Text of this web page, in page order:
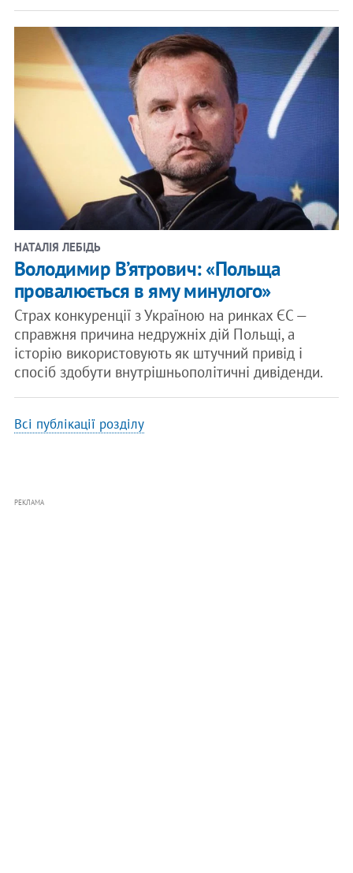
НАТАЛІЯ ЛЕБІДЬ
Володимир В’ятрович: «Польща
провалюється в яму минулого»
Страх конкуренції з Україною на ринках ЄС —
справжня причина недружніх дій Польщі, а
історію використовують як штучний привід і
спосіб здобути внутрішньополітичні дивіденди.
Всі публікації розділу
РЕКЛАМА